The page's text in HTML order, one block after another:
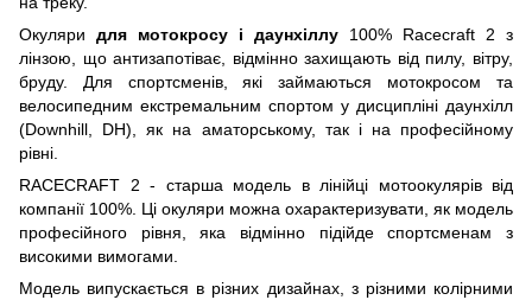
Окуляри для мотокросу і даунхіллу 100% Racecraft 2 з
лінзою, що антизапотіває, відмінно захищають від пилу, вітру,
бруду. Для спортсменів, які займаються мотокросом та
велосипедним екстремальним спортом у дисципліні даунхілл
(Downhill, DH), як на аматорському, так і на професійному
рівні.
RACECRAFT 2 - старша модель в лінійці мотоокулярів від
компанії 100%. Ці окуляри можна охарактеризувати, як модель
професійного рівня, яка відмінно підійде спортсменам з
високими вимогами.
Модель випускається в різних дизайнах, з різними колірними